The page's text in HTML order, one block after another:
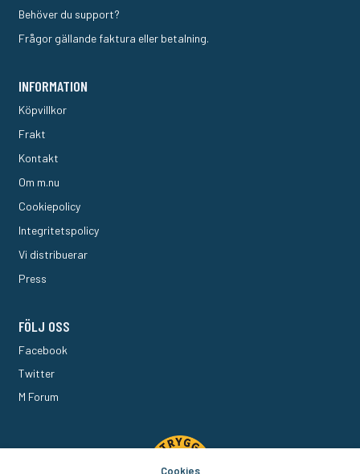
Behöver du support?
Frågor gällande faktura eller betalning.
INFORMATION
Köpvillkor
Frakt
Kontakt
Om m.nu
Cookiepolicy
Integritetspolicy
Vi distribuerar
Press
FÖLJ OSS
Facebook
Twitter
M Forum
Cookies